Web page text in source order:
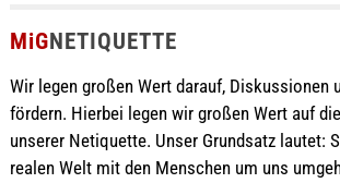
MiGNETIQUETTE
Wir legen großen Wert darauf, Diskussionen
fördern. Hierbei legen wir großen Wert auf
unserer Netiquette. Unser Grundsatz lautet:
realen Welt mit den Menschen um uns